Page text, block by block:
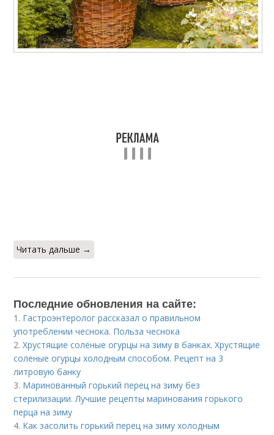
Читать дальше →
Последние обновления на сайте:
1. Гастроэнтеролог рассказал о правильном
употреблении чеснока. Польза чеснока
2.Хрустящие солёные огурцы на зиму в банках. Хрустящие
соленые огурцы холодным способом. Рецепт на 3
литровую банку
3. Маринованный горький перец на зиму без
стерилизации. Лучшие рецепты маринования горького
перца на зиму
4. Как засолить горький перец на зиму холодным